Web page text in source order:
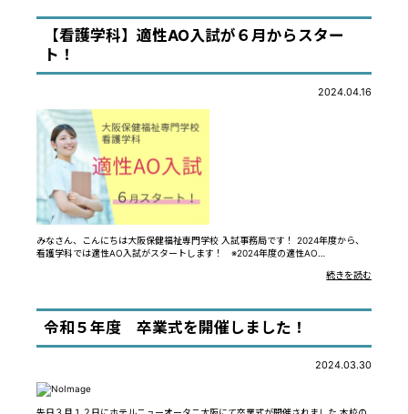
【看護学科】適性AO入試が６月からスター
ト！
2024.04.16
みなさん、こんにちは大阪保健福祉専門学校 入試事務局です！ 2024年度から、
看護学科では適性AO入試がスタートします！ ※2024年度の適性AO…
続きを読む
令和５年度 卒業式を開催しました！
2024.03.30